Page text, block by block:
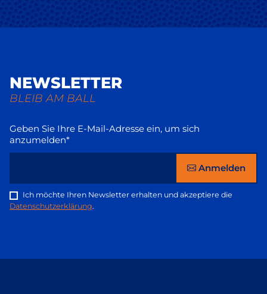
NEWSLETTER
BLEIB AM BALL
Geben Sie Ihre E-Mail-Adresse ein, um sich
anzumelden*
Anmelden
Ich möchte Ihren Newsletter erhalten und akzeptiere die
Datenschutzerklärung.